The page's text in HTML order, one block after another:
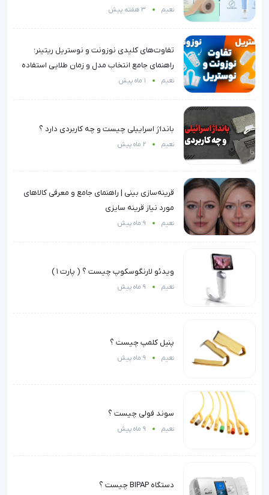
نعیم 3 هفته پیش
تفاوت‌های کلیدی نوزونت و نوستریل ریتینر؛
راهنمای جامع انتخاب مدل و زمان طلایی استفاده
نعیم 1 ماه پیش
بانداژ اسراییلی چیست و چه کاربردی دارد ؟
نعیم 2 ماه پیش
قرینه‌سازی بینی | راهنمای جامع و معرفی کالاهای
مورد نیاز قرینه سایزی
نعیم 9 ماه پیش
ویدئو لارنگوسکوپ چیست ؟ ( پارت ۱ )
نعیم 9 ماه پیش
پنیل کلمپ چیست ؟
نعیم 9 ماه پیش
سوند فولی چیست ؟
نعیم 9 ماه پیش
دستگاه BIPAP چیست ؟